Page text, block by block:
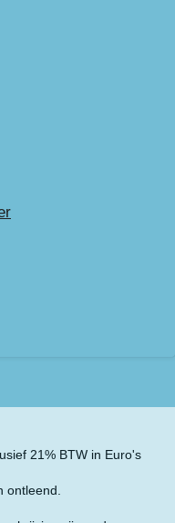
21% BTW in Euro's
ontleend.